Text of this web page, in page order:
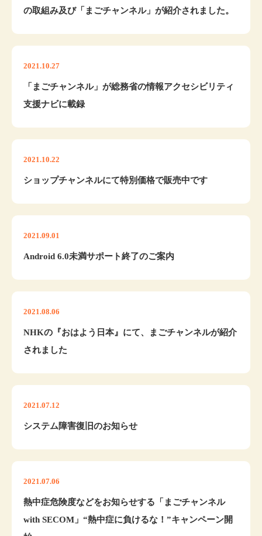
の取組み及び「まごチャンネル」が紹介されました。
2021.10.27
「まごチャンネル」が総務省の情報アクセシビリティ
支援ナビに載録
2021.10.22
ショップチャンネルにて特別価格で販売中です
2021.09.01
Android 6.0未満サポート終了のご案内
2021.08.06
NHKの『おはよう日本』にて、まごチャンネルが紹介
されました
2021.07.12
システム障害復旧のお知らせ
2021.07.06
熱中症危険度などをお知らせする「まごチャンネル
with SECOM」“熱中症に負けるな！”キャンペーン開